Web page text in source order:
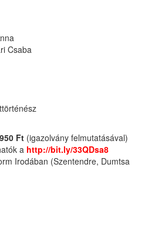
Csaba
Ft (igazolvány felmutatásával)
a http://bit.ly/33QDsa8
Irodában (Szentendre, Dumtsa